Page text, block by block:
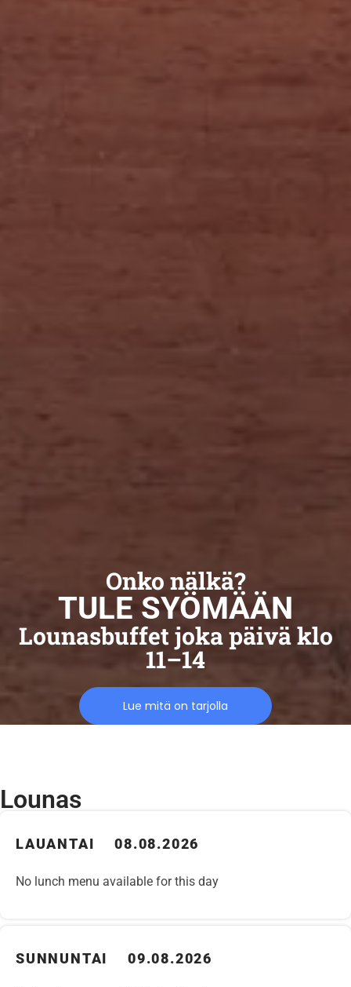
Onko nälkä?
TULE SYÖMÄÄN
Lounasbuffet joka päivä klo
11–14
Lue mitä on tarjolla
Lounas
LAUANTAI 08.08.2026
No lunch menu available for this day
SUNNUNTAI 09.08.2026